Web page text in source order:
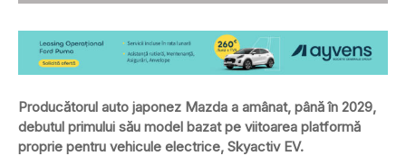
Producătorul auto japonez Mazda a amânat, până în 2029,
debutul primului său model bazat pe viitoarea platformă
proprie pentru vehicule electrice, Skyactiv EV.